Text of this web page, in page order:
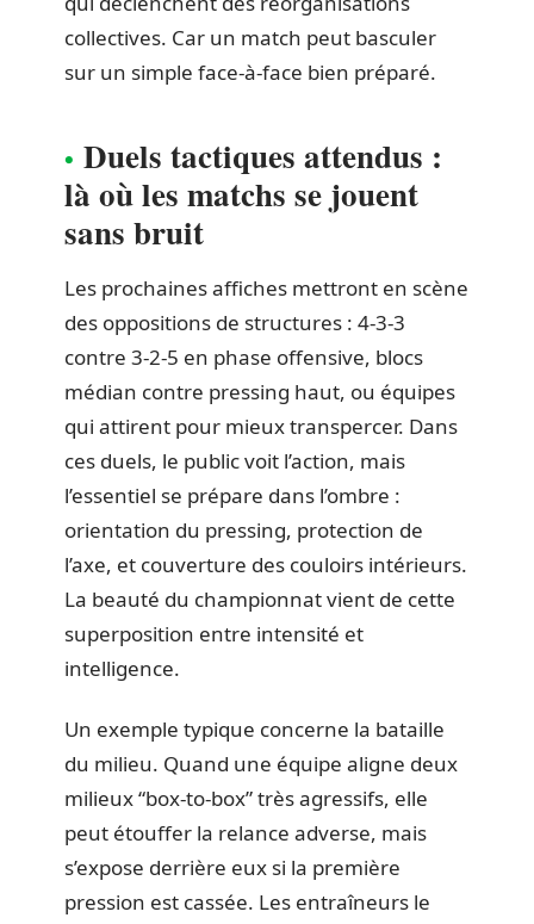
collectives. Car un match peut basculer
sur un simple face-à-face bien préparé.
Duels tactiques attendus :
là où les matchs se jouent
sans bruit
Les prochaines affiches mettront en scène
des oppositions de structures : 4-3-3
contre 3-2-5 en phase offensive, blocs
médian contre pressing haut, ou équipes
qui attirent pour mieux transpercer. Dans
ces duels, le public voit l’action, mais
l’essentiel se prépare dans l’ombre :
orientation du pressing, protection de
l’axe, et couverture des couloirs intérieurs.
La beauté du championnat vient de cette
superposition entre intensité et
intelligence.
Un exemple typique concerne la bataille
du milieu. Quand une équipe aligne deux
milieux “box-to-box” très agressifs, elle
peut étouffer la relance adverse, mais
s’expose derrière eux si la première
pression est cassée. Les entraîneurs le